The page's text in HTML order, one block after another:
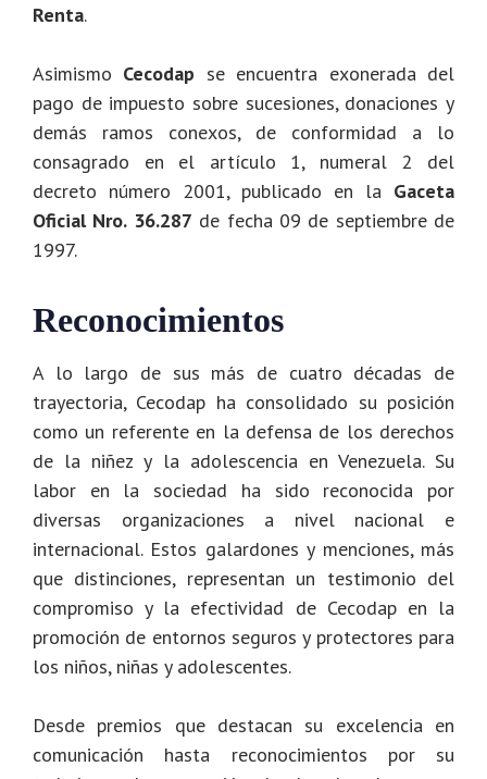
Renta.
Asimismo Cecodap se encuentra exonerada del
pago de impuesto sobre sucesiones, donaciones y
demás ramos conexos, de conformidad a lo
consagrado en el artículo 1, numeral 2 del
decreto número 2001, publicado en la Gaceta
Oficial Nro. 36.287 de fecha 09 de septiembre de
1997.
Reconocimientos
A lo largo de sus más de cuatro décadas de
trayectoria, Cecodap ha consolidado su posición
como un referente en la defensa de los derechos
de la niñez y la adolescencia en Venezuela. Su
labor en la sociedad ha sido reconocida por
diversas organizaciones a nivel nacional e
internacional. Estos galardones y menciones, más
que distinciones, representan un testimonio del
compromiso y la efectividad de Cecodap en la
promoción de entornos seguros y protectores para
los niños, niñas y adolescentes.
Desde premios que destacan su excelencia en
comunicación hasta reconocimientos por su